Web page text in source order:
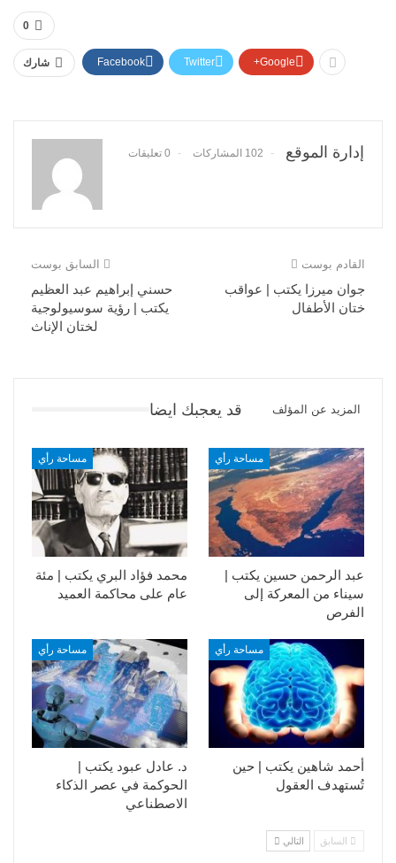
0
شارك Facebook Twitter Google+
إدارة الموقع 102 المشاركات 0 تعليقات
السابق بوست
حسني إبراهيم عبد العظيم
يكتب | رؤية سوسيولوجية
لختان الإناث
القادم بوست
جوان ميرزا يكتب | عواقب
ختان الأطفال
قد يعجبك ايضا المزيد عن المؤلف
مساحة رأي
محمد فؤاد البري يكتب | مئة
عام على محاكمة العميد
مساحة رأي
عبد الرحمن حسين يكتب |
سيناء من المعركة إلى
الفرص
مساحة رأي
د. عادل عبود يكتب |
الحوكمة في عصر الذكاء
الاصطناعي
مساحة رأي
أحمد شاهين يكتب | حين
تُستهدف العقول
السابق التالي